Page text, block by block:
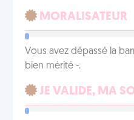
MORALISATEUR
Vous avez dépassé la
bien mérité -.
JE VALIDE, MA